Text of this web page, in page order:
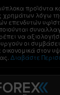
προϊόντα
χρημάτων λόγω
επενδυτών
να
οι
στον
Διαβάστε